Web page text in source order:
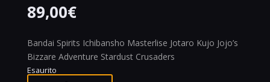
89,00€
Bandai Spirits Ichibansho Masterlise Jotaro Kujo Jojo’s
Bizzare Adventure Stardust Crusaders
Esaurito